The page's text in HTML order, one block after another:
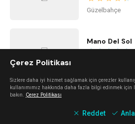
Güzelbahçe
Mano Del Sol
Urla
Çerez Politikası
Sizlere daha iyi hizmet sağlamak için çerezler
kullanımımız hakkında daha fazla bilgi edinmek için
bakın. Çerez Politikası
Reddet